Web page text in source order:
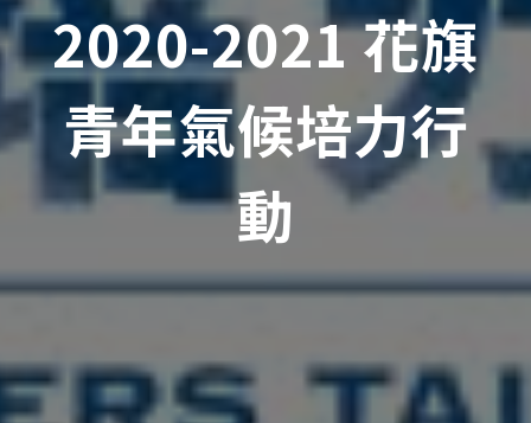
2020-2021 花旗
青年氣候培力行
動